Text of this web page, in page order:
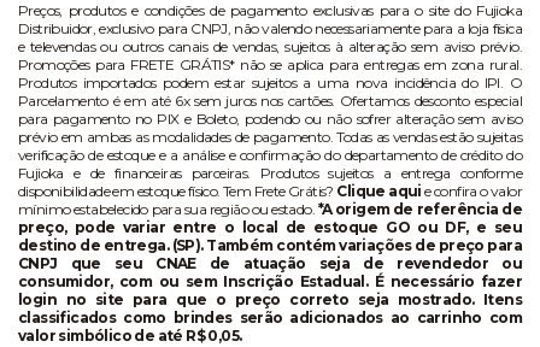
Preços, produtos e condições de pagamento exclusivas para o site do Fujioka
Distribuidor, exclusivo para CNPJ, não valendo necessariamente para a loja física
e televendas ou outros canais de vendas, sujeitos à alteração sem aviso prévio.
Promoções para FRETE GRÁTIS* não se aplica para entregas em zona rural.
Produtos importados podem estar sujeitos a uma nova incidência do IPI. O
Parcelamento é em até 6x sem juros nos cartões. Ofertamos desconto especial
para pagamento no PIX e Boleto, podendo ou não sofrer alteração sem aviso
prévio em ambas as modalidades de pagamento. Todas as vendas estão sujeitas
verificação de estoque e a análise e confirmação do departamento de crédito do
Fujioka e de financeiras parceiras. Produtos sujeitos a entrega conforme
disponibilidade em estoque físico. Tem Frete Grátis? Clique aqui e confira o valor
mínimo estabelecido para sua região ou estado. *A origem de referência de
preço, pode variar entre o local de estoque GO ou DF, e seu
destino de entrega. (SP). Também contém variações de preço para
CNPJ que seu CNAE de atuação seja de revendedor ou
consumidor, com ou sem Inscrição Estadual. É necessário fazer
login no site para que o preço correto seja mostrado. Itens
classificados como brindes serão adicionados ao carrinho com
valor simbólico de até R$ 0,05.